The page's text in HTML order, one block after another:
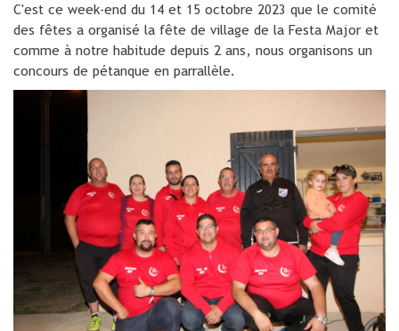
C'est ce week-end du 14 et 15 octobre 2023 que le comité
des fêtes a organisé la fête de village de la Festa Major et
comme à notre habitude depuis 2 ans, nous organisons un
concours de pétanque en parrallèle.